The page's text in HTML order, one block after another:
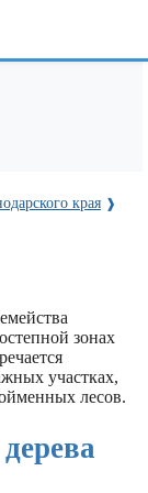
края ❱
зонах
участках,
лесов.